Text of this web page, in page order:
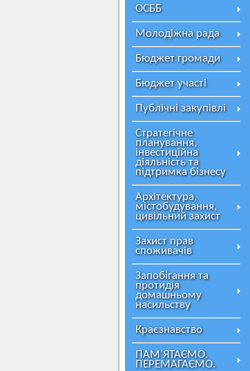
ОСББ
Молодіжна рада
Бюджет громади
Бюджет участі
Публічні закупівлі
Стратегічне
планування,
інвестиційна
діяльність та
підтримка бізнесу
Архітектура,
містобудування,
цивільний захист
Захист прав
споживачів
Запобігання та
протидія
домашньому
насильству
Краєзнавство
ПАМ’ЯТАЄМО.
ПЕРЕМАГАЄМО.